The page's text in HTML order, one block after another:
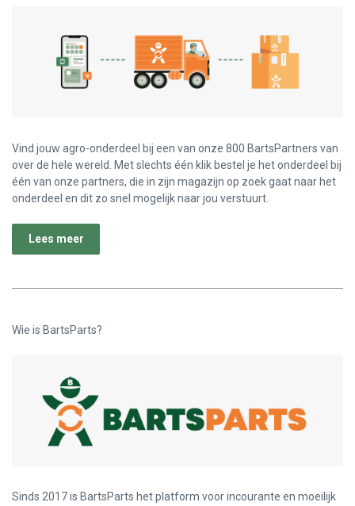
Vind jouw agro-onderdeel bij een van onze 800 BartsPartners van
over de hele wereld. Met slechts één klik bestel je het onderdeel bij
één van onze partners, die in zijn magazijn op zoek gaat naar het
onderdeel en dit zo snel mogelijk naar jou verstuurt.
Lees meer
Wie is BartsParts?
Sinds 2017 is BartsParts het platform voor incourante en moeilijk